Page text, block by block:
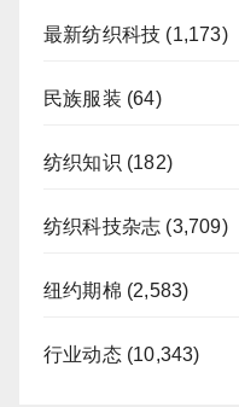
最新纺织科技 (1,173)
民族服装 (64)
纺织知识 (182)
纺织科技杂志 (3,709)
纽约期棉 (2,583)
行业动态(10,343)